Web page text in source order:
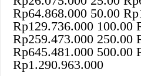
Rp64.868.000 50.00
Rp129.736.000 100.00
Rp259.473.000 250.00
Rp645.481.000 500.00
Rp1.290.963.000